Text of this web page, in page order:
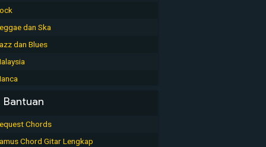
dan Ska
dan Blues
Bantuan
Chords
Chord Gitar Lengkap